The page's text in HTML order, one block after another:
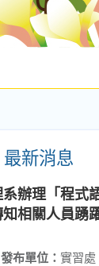
最新消息
辦理「程式
相關人員踴
發布單位： 實習處